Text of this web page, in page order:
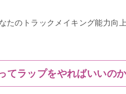
たのトラックメイキング能力向
てラップをやればいいの